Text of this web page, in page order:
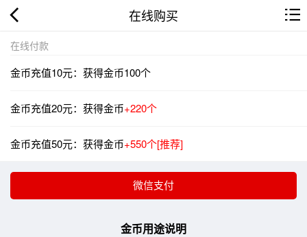
在线购买
在线付款
金币充值10元：获得金币100个
金币充值20元：获得金币+220个
金币充值50元：获得金币+550个[推荐]
金币用途说明